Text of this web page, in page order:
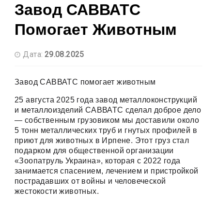
Завод САВВАТС
Помогает Животным
Дата: 29.08.2025
Завод САВВАТС помогает животным
25 августа 2025 года завод металлоконструкций
и металлоизделий САВВАТС сделал доброе дело
— собственным грузовиком мы доставили около
5 тонн металлических труб и гнутых профилей в
приют для животных в Ирпене. Этот груз стал
подарком для общественной организации
«Зоопатруль Украина», которая с 2022 года
занимается спасением, лечением и пристройкой
пострадавших от войны и человеческой
жестокости животных.